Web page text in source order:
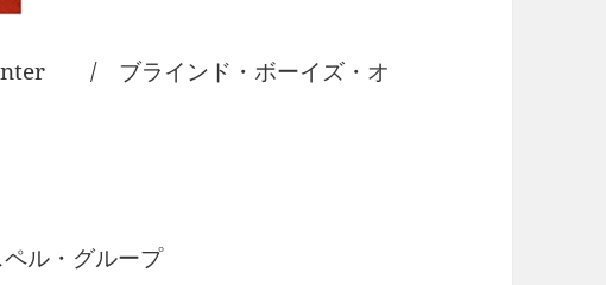
/ ブラインド・ボーイズ・オ
ル・グループ